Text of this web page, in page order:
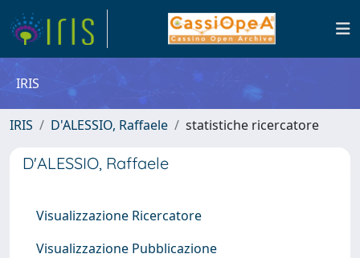
IRIS
IRIS D'ALESSIO, Raffaele statistiche ricercatore
D'ALESSIO, Raffaele
Visualizzazione Ricercatore
Visualizzazione Pubblicazione